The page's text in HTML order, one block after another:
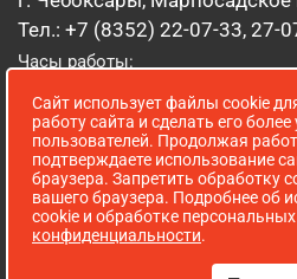
Тел.: +7 (8352) 22-07-33, 27-
Часы работы:
Суббота, Воскресенье: с 8:00 до
г. Йошкар-Ола, ул.
Тел.: (8362) 41-07-31
Часы работы:
Понедельник – Пятница: с 8:00
Сайт использует файлы cookie
работу сайта и сделать его
пользователей. Продолжая
подтверждаете использование
браузера. Запретить обработку
вашего браузера. Подробнее об
cookie и обработке
конфиденциальности.